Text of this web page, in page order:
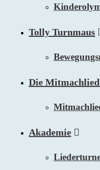
Tolly Turnmaus
Die
Akademie